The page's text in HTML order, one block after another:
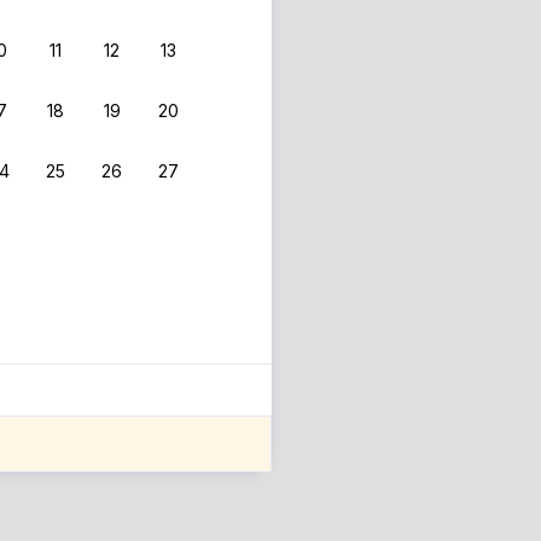
11 12 13
18 19 20
25 26 27